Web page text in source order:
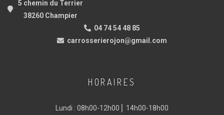
5 chemin du Terrier
38260 Champier
04 74 54 48 85
carrosserierojon@gmail.com
HORAIRES
Lundi : 08h00-12h00 ⎜ 14h00-18h00